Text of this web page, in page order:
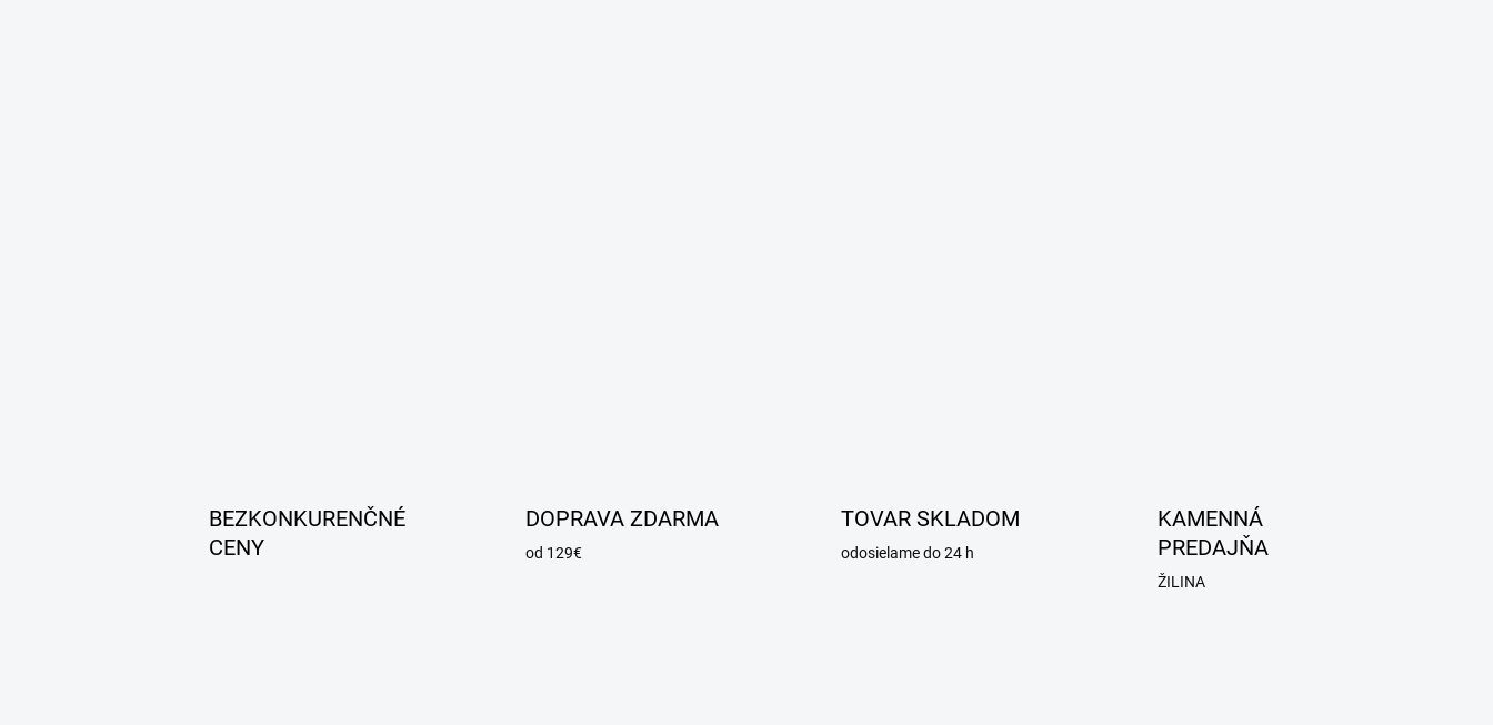
BEZKONKURENČNÉ
CENY
DOPRAVA ZDARMA
od 129€
TOVAR SKLADOM
odosielame do 24 h
KAMENNÁ
PREDAJŇA
ŽILINA